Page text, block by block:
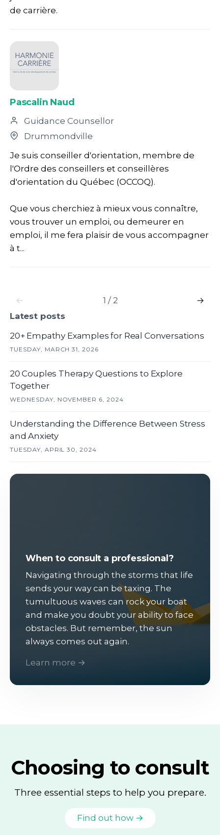
de carrière.
Pascalin Naud
Guidance Counsellor
Drummondville
Je suis conseiller d'orientation, membre de
l'Ordre des conseillers et conseillères
d'orientation du Québec (OCCOQ).
Que vous cherchiez à mieux vous connaître,
vous trouver un emploi, ou demeurer en
emploi, il me fera plaisir de vous accompagner
à t...
← 1 / 2
→
Latest posts
20+ Empathy Examples for Real Conversations
TUESDAY, MARCH 31, 2026
20 Couples Therapy Questions to Explore
Together
WEDNESDAY, NOVEMBER 6, 2024
Understanding the Difference Between Stress
and Anxiety
TUESDAY, APRIL 30, 2024
When to consult a professional?
Navigating through the storms that life
sends your way can be taxing. The
tumultuous waves can rock your boat
and make you doubt your ability to face
obstacles. But remember, the sun
always comes out again.
Learn more →
Choosing to consult
Three essential steps to help you prepare.
Find out how →